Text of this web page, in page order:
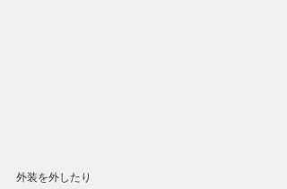
外装を外したり